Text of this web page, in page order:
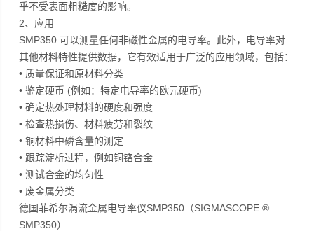
乎不受表面粗糙度的影响。
2、应用
SMP350 可以测量任何非磁性金属的电导率。此外，电导率对
其他材料特性提供数据，它有效适用于广泛的应用领域，包括：
• 质量保证和原材料分类
• 鉴定硬币 (例如：特定电导率的欧元硬币)
• 确定热处理材料的硬度和强度
• 检查热损伤、材料疲劳和裂纹
• 铜材料中磷含量的测定
• 跟踪淀析过程，例如铜铬合金
• 测试合金的均匀性
• 废金属分类
德国菲希尔涡流金属电导率仪SMP350（SIGMASCOPE ®
SMP350）